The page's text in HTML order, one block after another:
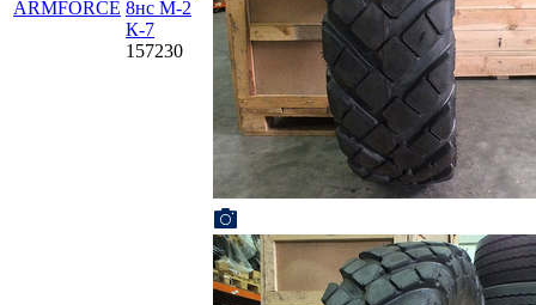
ARMFORCE 8нс М-2
К-7
157230